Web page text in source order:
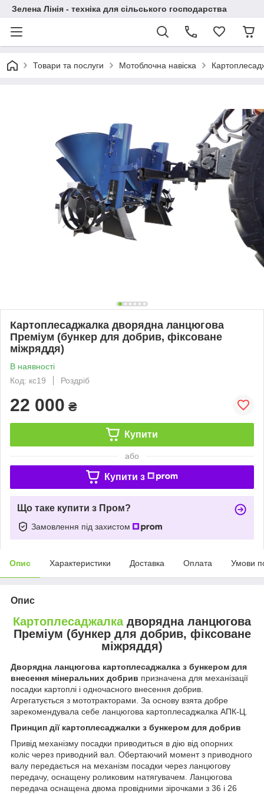
Зелена Лінія - техніка для сільського господарства
Товари та послуги Мотоблочна навіска
Картоплесаджалка дворядна ланцюгова
Преміум (бункер для добрив, фіксоване
міжряддя)
В наявності
Код: кс19
Роздріб
22 000 ₴
Купити
або
Купити з
Що таке купити з Пром?
Замовлення під захистом
Опис Характеристики Доставка Оплата Умови
Опис
Картоплесаджалкадворядна ланцюгова
Преміум (бункер для добрив, фіксоване
міжряддя)
Дворядна ланцюгова картоплесаджалка з бункером для
внесення мінеральних добрив призначена для механізації
посадки картоплі і одночасного внесення добрив.
Агрегатується з мототракторами. За основу взята добре
зарекомендувала себе ланцюгова картоплесаджалка АПК-Ц.
Принцип дії картоплесаджалки з бункером для добрив
Привід механізму посадки приводиться в дію від опорних
коліс через приводний вал. Обертаючий момент з приводного
валу передається на механізм посадки через ланцюгову
передачу, оснащену роликовим натягувачем. Ланцюгова
передача оснащена двома провідними зірочками з 36 і 26